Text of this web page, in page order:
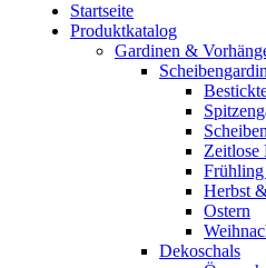
Startseite
Produktkatalog
Gardinen &
Zeitlose
Herbst
Ostern
Dekoschals